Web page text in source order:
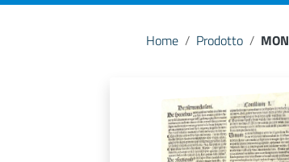
Home / Prodotto /